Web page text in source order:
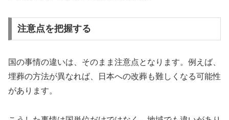
注意点を把握する
国の事情の違いは、そのまま注意点となります。例えば、
埋葬の方法が異なれば、日本への改葬も難しくなる可能性
があります。